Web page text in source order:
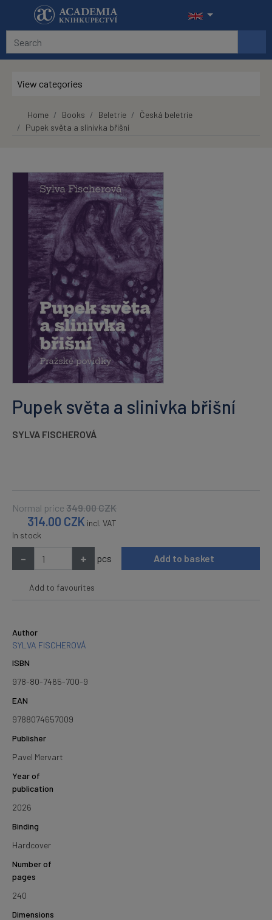
Skip to main content
View categories
Home Books Beletrie
Česká beletrie
Pupek světa a slinivka břišní
Pupek světa a slinivka břišní
SYLVA FISCHEROVÁ
Normal price 349.00CZK
314.00 CZK incl. VAT
In stock
- + pcs Add to basket
Add to favourites
Author
SYLVA FISCHEROVÁ
ISBN
978-80-7465-700-9
EAN
9788074657009
Publisher
Pavel Mervart
Year of
publication
2026
Binding
Hardcover
Number of
pages
240
Dimensions